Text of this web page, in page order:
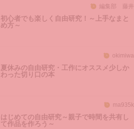
編集部 藤井
初心者でも楽しく自由研究！～上手なまと
め方～
okimiwa
夏休みの自由研究・工作にオススメ少しか
わった切り口の本
ma935k
はじめての自由研究～親子で時間を共有し
て作品を作ろう～